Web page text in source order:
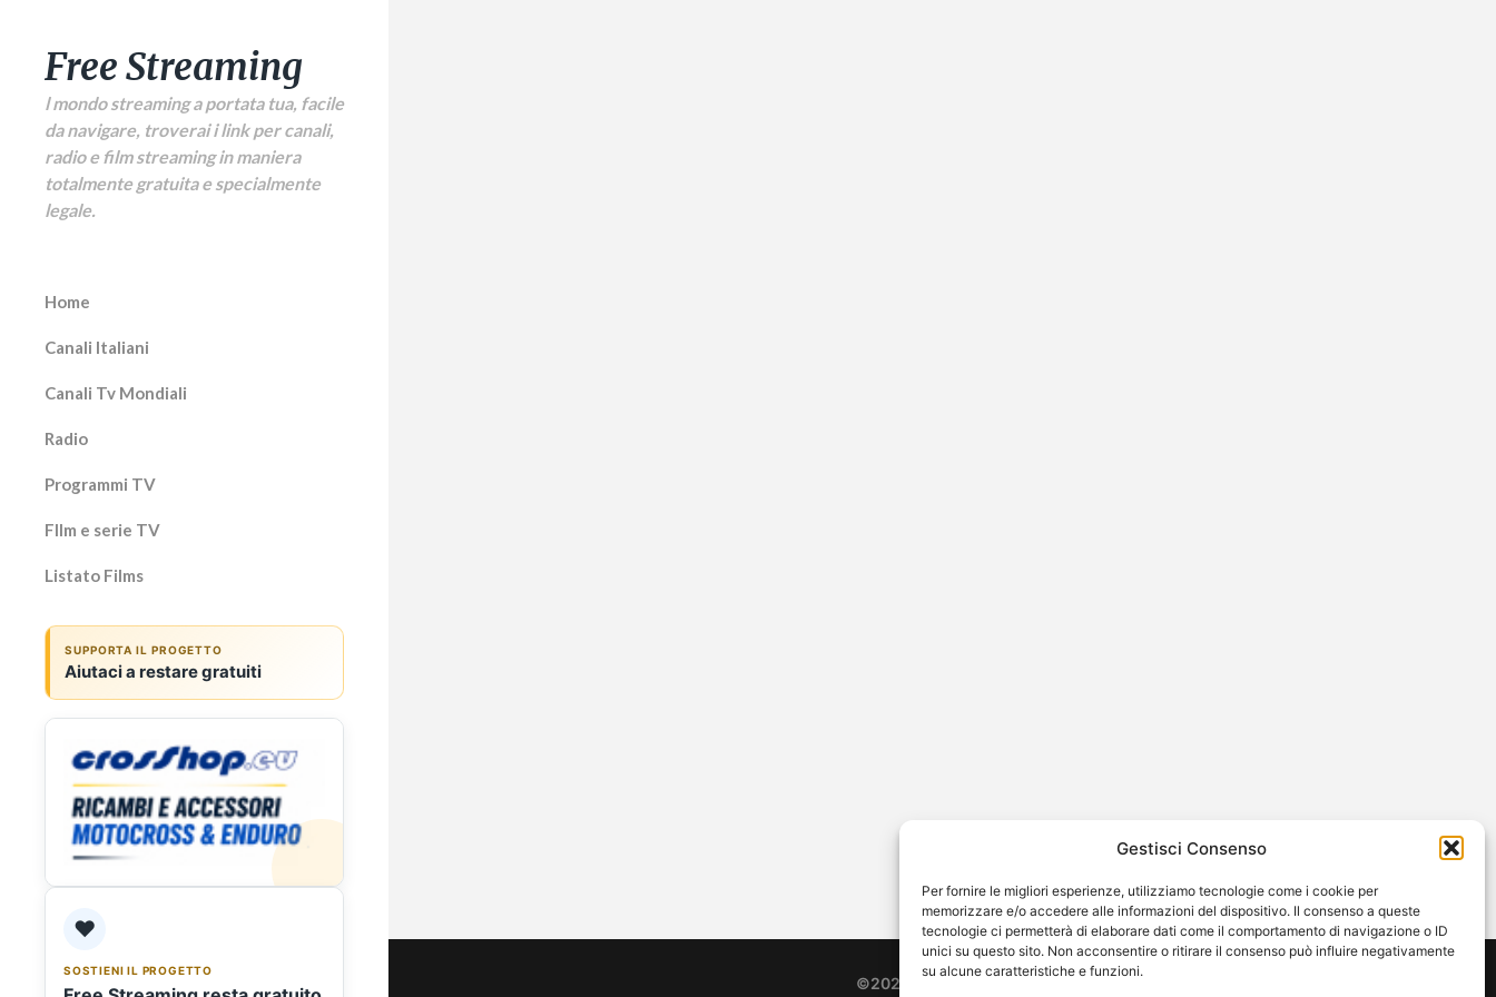
Gestisci Consenso
Per fornire le migliori esperienze, utilizziamo tecnologie come i cookie per
memorizzare e/o accedere alle informazioni del dispositivo. Il consenso a queste
tecnologie ci permetterà di elaborare dati come il comportamento di navigazione o ID
unici su questo sito. Non acconsentire o ritirare il consenso può influire negativamente
su alcune caratteristiche e funzioni.
Free Streaming
l mondo streaming a portata tua, facile
da navigare, troverai i link per canali,
radio e film streaming in maniera
totalmente gratuita e specialmente
legale.
Home
Canali Italiani
Canali Tv Mondiali
Radio
Programmi TV
Fllm e serie TV
Listato Films
SUPPORTA IL PROGETTO
Aiutaci a restare gratuiti
❤️
SOSTIENI IL PROGETTO
©2026 Free Streaming